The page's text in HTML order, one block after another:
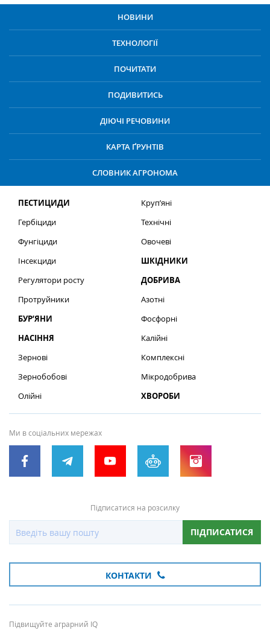
НОВИНИ
ТЕХНОЛОГІЇ
ПОЧИТАТИ
ПОДИВИТИСЬ
ДІЮЧІ РЕЧОВИНИ
КАРТА ҐРУНТІВ
СЛОВНИК АГРОНОМА
ПЕСТИЦИДИ
Гербіциди
Фунгіциди
Інсекциди
Регулятори росту
Протруйники
БУР’ЯНИ
НАСІННЯ
Зернові
Зернобобові
Олійні
Круп’яні
Технічні
Овочеві
ШКІДНИКИ
ДОБРИВА
Азотні
Фосфорні
Калійні
Комплексні
Мікродобрива
ХВОРОБИ
Ми в соціальних мережах
Підписатися на розсилку
ПІДПИСАТИСЯ
КОНТАКТИ
Підвищуйте аграрний IQ